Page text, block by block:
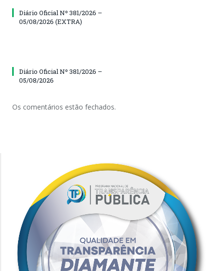
Diário Oficial Nº 381/2026 –
05/08/2026 (EXTRA)
Diário Oficial Nº 381/2026 –
05/08/2026
Os comentários estão fechados.